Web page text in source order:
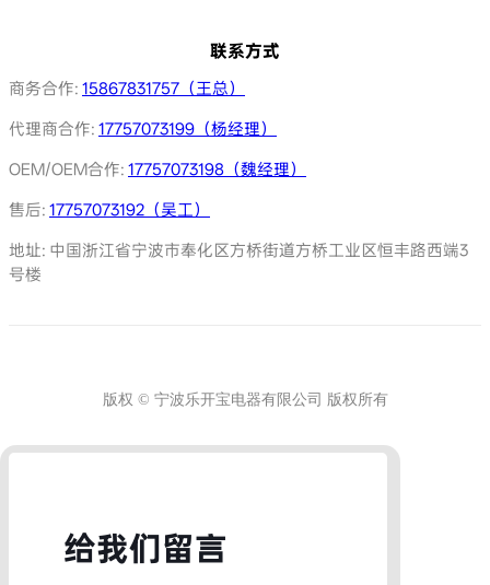
联系方式
商务合作: 15867831757（王总）
代理商合作: 17757073199（杨经理）
OEM/OEM合作: 17757073198（魏经理）
售后: 17757073192（吴工）
地址: 中国浙江省宁波市奉化区方桥街道方桥工业区恒丰路西端3
号楼
版权 © 宁波乐开宝电器有限公司 版权所有
给我们留言